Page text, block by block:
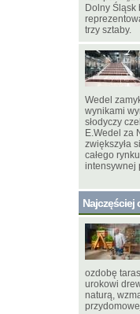
Dolny Śląsk
trzy sztaby.
Wedel
wynikami
słodyczy
E.Wedel za
zwiększyła
całego
intensywnej
Najczęściej
ozdobę
urokowi
naturą,